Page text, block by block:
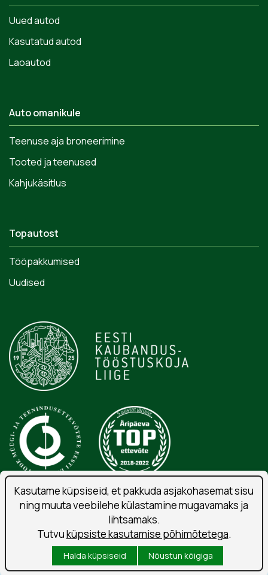
Uued autod
Kasutatud autod
Laoautod
Auto omanikule
Teenuse aja broneerimine
Tooted ja teenused
Kahjukäsitlus
Topautost
Tööpakkumised
Uudised
Isikuandmete töötlemise tingimused
Liitu uudiskirjaga
Kasutustingimused
Kasutame küpsiseid, et pakkuda asjakohasemat sisu
ning muuta veebilehe külastamine mugavamaks ja
lihtsamaks.
Tutvuküpsiste kasutamise põhimõtetega.
Halda küpsiseid Nõustun kõigiga